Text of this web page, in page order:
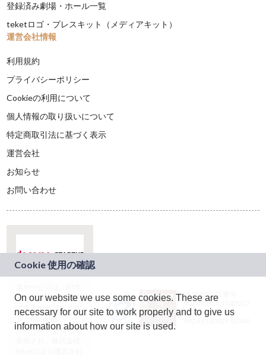
登録済み劇場・ホール一覧
teketロゴ・プレスキット（メディアキット）
運営会社情報
利用規約
プライバシーポリシー
Cookieの利用について
個人情報の取り扱いについて
特定商取引法に基づく表示
運営会社
お知らせ
お問い合わせ
ドコモグループの新
規事業創出プログラ
ム「docomo
STARTUP」を通じて
JASRAC許諾番号：
9024936001Y45037
JASRAC許諾番号：
On our website we use some cookies. These are
necessary for our site to work properly and to give us
information about how our site is used.